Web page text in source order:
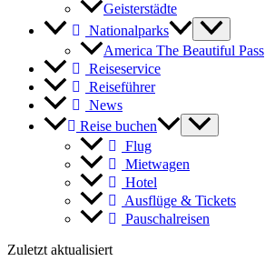
Geisterstädte
Nationalparks
America The Beautiful Pass
Reiseservice
Reiseführer
News
Reise buchen
Flug
Mietwagen
Hotel
Ausflüge & Tickets
Pauschalreisen
Zuletzt aktualisiert